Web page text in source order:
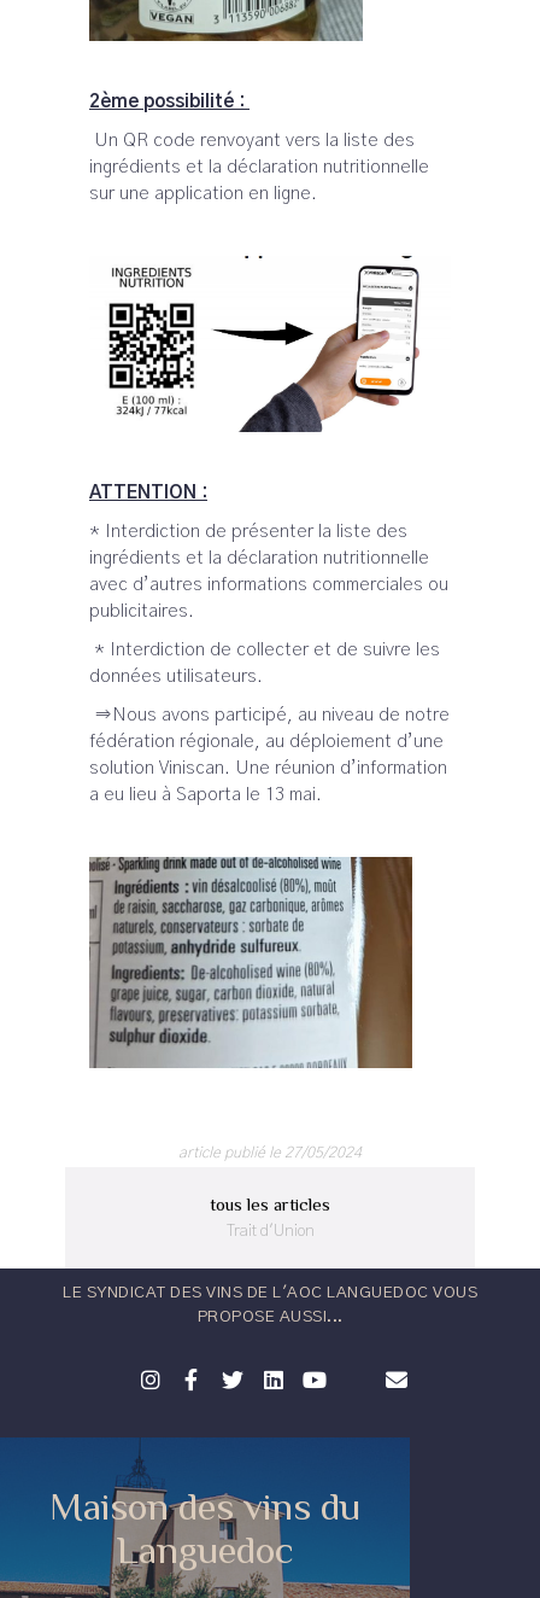
2ème possibilité :
Un QR code renvoyant vers la liste des
ingrédients et la déclaration nutritionnelle
sur une application en ligne.
ATTENTION :
* Interdiction de présenter la liste des
ingrédients et la déclaration nutritionnelle
avec d’autres informations commerciales ou
publicitaires.
* Interdiction de collecter et de suivre les
données utilisateurs.
⇒Nous avons participé, au niveau de notre
fédération régionale, au déploiement d’une
solution Viniscan. Une réunion d’information
a eu lieu à Saporta le 13 mai.
article publié le 27/05/2024
tous les articles
Trait d'Union
LE SYNDICAT DES VINS DE L'AOC LANGUEDOC VOUS
PROPOSE AUSSI...
Maison des vins du
Languedoc